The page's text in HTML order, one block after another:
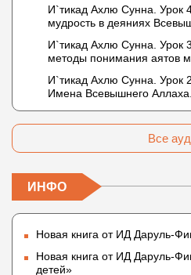
И`тикад Ахлю Сунна. Урок
мудрость в деяниях
не пришло в Коране и
Таймийи
И`тикад Ахлю Сунна. Урок
методы понимания аятов
Что означает
(без образа)?
И`тикад Ахлю Сунна. Урок
Имена Всевышнего
Все
ИНФО
Новая книга от ИД Даруль-
Новая книга от ИД Даруль-
детей»